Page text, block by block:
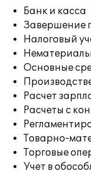
Банк и касса
Завершение
Налоговый
Основные
Расчет
Расчеты с
Товарно-
Торговые
Учет в